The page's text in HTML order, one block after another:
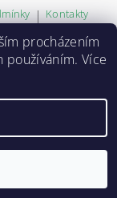
| Kontakty
procházením
používáním. Více